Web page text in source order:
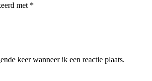
met *
keer wanneer ik een reactie plaats.